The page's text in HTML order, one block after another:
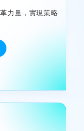
力量，實現策略